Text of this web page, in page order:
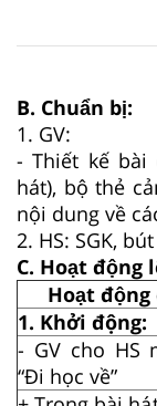
B. Chuẩn bị:
1. GV:
- Thiết kế bài
hát), bộ thẻ
nội dung về
2. HS: SGK,
C. Hoạt động
Hoạt động
1. Khởi động:
- GV cho HS
“Đi học về”